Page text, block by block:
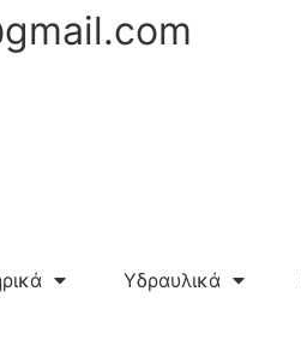
Υδραυλικά